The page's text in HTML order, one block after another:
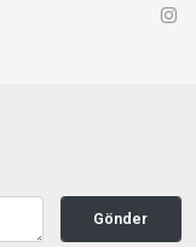
Gönder